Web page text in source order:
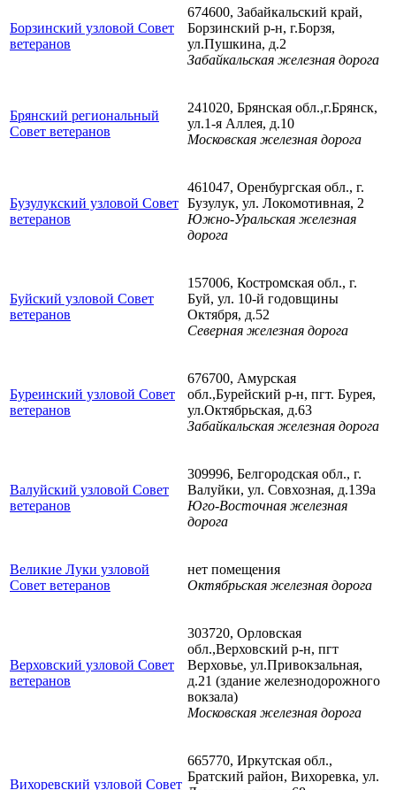
Борзинский узловой Совет
ветеранов
674600, Забайкальский край,
Борзинский р-н, г.Борзя,
ул.Пушкина, д.2
Забайкальская железная дорога
Брянский региональный
Совет ветеранов
241020, Брянская обл.,г.Брянск,
ул.1-я Аллея, д.10
Московская железная дорога
Бузулукский узловой Совет
ветеранов
461047, Оренбургская обл., г.
Бузулук, ул. Локомотивная, 2
Южно-Уральская железная
дорога
Буйский узловой Совет
ветеранов
157006, Костромская обл., г.
Буй, ул. 10-й годовщины
Октября, д.52
Северная железная дорога
Буреинский узловой Совет
ветеранов
676700, Амурская
обл.,Бурейский р-н, пгт. Бурея,
ул.Октябрьская, д.63
Забайкальская железная дорога
Валуйский узловой Совет
ветеранов
309996, Белгородская обл., г.
Валуйки, ул. Совхозная, д.139а
Юго-Восточная железная
дорога
Великие Луки узловой
Совет ветеранов
нет помещения
Октябрьская железная дорога
Верховский узловой Совет
ветеранов
303720, Орловская
обл.,Верховский р-н, пгт
Верховье, ул.Привокзальная,
д.21 (здание железнодорожного
вокзала)
Московская железная дорога
Вихоревский узловой Совет
665770, Иркутская обл.,
Братский район, Вихоревка, ул.